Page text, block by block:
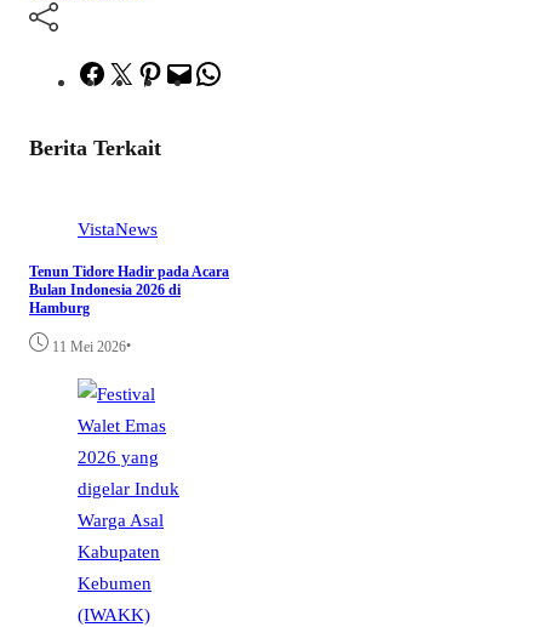
Facebook
TwitterPinterest
Mail
Berita Terkait
VistaNews
Tenun Tidore Hadir pada Acara
Bulan Indonesia 2026 di
Hamburg
11 Mei 2026•